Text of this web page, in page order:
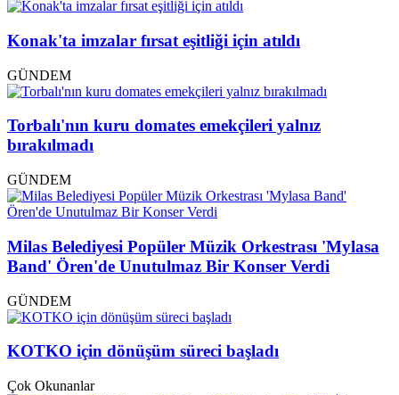
Konak'ta imzalar fırsat eşitliği için atıldı
GÜNDEM
Torbalı'nın kuru domates emekçileri yalnız
bırakılmadı
GÜNDEM
Milas Belediyesi Popüler Müzik Orkestrası 'Mylasa
Band' Ören'de Unutulmaz Bir Konser Verdi
GÜNDEM
KOTKO için dönüşüm süreci başladı
Çok Okunanlar